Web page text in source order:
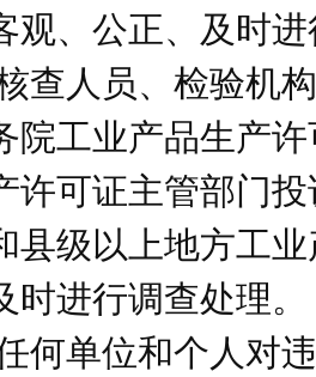
观、公正、及时
查人员、检验机
院工业产品生产
许可证主管部门
县级以上地方工
时进行调查处理。
何单位和个人对